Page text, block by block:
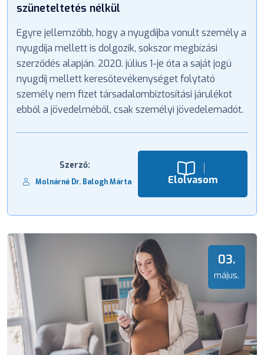
szüneteltetés nélkül
Egyre jellemzőbb, hogy a nyugdíjba vonult személy a
nyugdíja mellett is dolgozik, sokszor megbízási
szerződés alapján. 2020. július 1-je óta a saját jogú
nyugdíj mellett keresőtevékenységet folytató
személy nem fizet társadalombiztosítási járulékot
ebből a jövedelméből, csak személyi jövedelemadót.
Szerző:
Molnárné Dr. Balogh Márta Elolvasom
03.
május.